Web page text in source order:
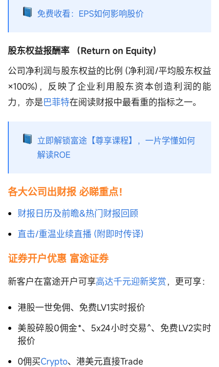
免费收看：EPS如何影响股价
股东权益报酬率 （Return on Equity）
公司净利润与股东权益的比例 (净利润/平均股东权益
×100%)，反映了企业利用股东资本创造利润的能
力，亦是巴菲特在阅读财报中最看重的指标之一。
立即解锁富途【尊享课程】，一片学懂如何
解读ROE
各大公司出财报 必睇重点！
财报日历及前瞻&热门财报回顾
直击/重温业续直播 (附即时传译)
证券开户优惠 富途证券
新客户在富途开户可享高达千元迎新奖赏，更可享：
港股一世免佣、免费LV1实时报价
美股碎股0佣金*、5x24小时交易^、免费LV2实时
报价
0佣买Crypto、港美元直接Trade